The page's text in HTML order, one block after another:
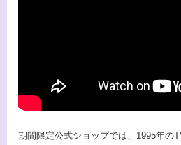
期間限定公式ショップでは、1995年の